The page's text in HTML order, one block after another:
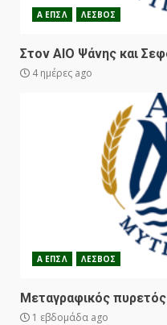
Α ΕΠΣΛ ΛΕΣΒΟΣ
Στον ΑΙΟ Ψάνης και
4 ημέρες ago
Α ΕΠΣΛ ΛΕΣΒΟΣ
Μεταγραφικός
1 εβδομάδα ago